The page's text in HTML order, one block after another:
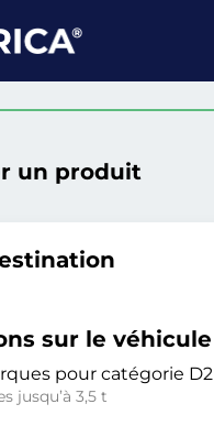
un produit
sur le véhicule
pour catégorie D2
jusqu’à 3,5 t